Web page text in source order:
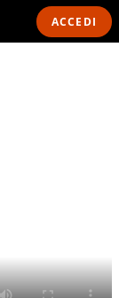
ACCEDI